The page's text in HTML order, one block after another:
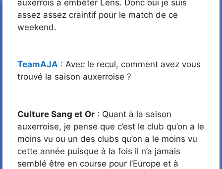
auxerrois à embêter Lens. Donc oui je suis
assez assez craintif pour le match de ce
weekend.
TeamAJA : Avec le recul, comment avez vous
trouvé la saison auxerroise ?
Culture Sang et Or : Quant à la saison
auxerroise, je pense que c’est le club qu’on a le
moins vu ou un des clubs qu’on a le moins vu
cette année puisque à la fois il n’a jamais
semblé être en course pour l’Europe et à